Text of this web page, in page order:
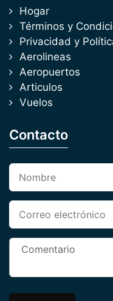
Hogar
Términos y
Privacidad y
Aerolineas
Aeropuertos
Articulos
Vuelos
Contacto